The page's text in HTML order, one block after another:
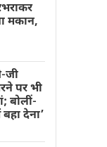
मकान,
जी
पर भी
बोलीं-
देना’